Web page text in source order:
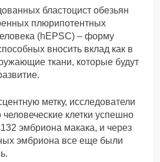
бластоцист обезьян
плюрипотентных
(hEPSC) – форму
вносить вклад как в
ткани, которые будут
метку, исследователи
человеческие клетки успешно
эмбриона макака, и через
эмбриона все еще были